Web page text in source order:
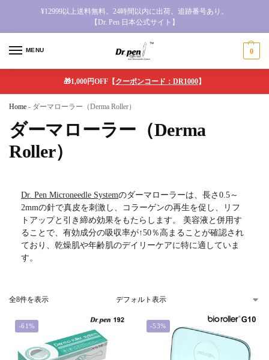
¥12999以上送料無料。24時間以内に出荷。追跡番号あり。
【Dr. Pen 日本公式サイト】
MENU 0
🎁1,000円OFF【クーポンコード：DR1000】
Home - ダーマローラー（Derma Roller）
ダーマローラー（Derma
Roller）
Dr. Pen Microneedle Systemのダーマローラーは、長さ0.5～
2mmの針で真皮を刺激し、コラーゲンの再生を促し、リフ
トアップと引き締め効果をもたらします。 美容液と併用す
ることで、有効成分の吸収率が↑50％高まることが確認され
ており、乾燥肌や年齢肌のデイリーケアに特に適していま
す。
全8件を表示
-61% -53%